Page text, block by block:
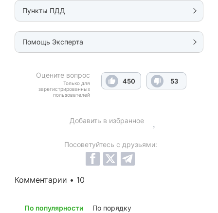
Пункты ПДД
Помощь Эксперта
Оцените вопрос
Только для
зарегистрированных
пользователей
450 53
Добавить в избранное
Посоветуйтесь с друзьями:
Комментарии • 10
По популярности По порядку